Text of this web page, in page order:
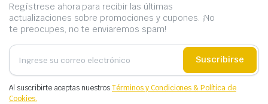
Regístrese ahora para recibir las últimas
actualizaciones sobre promociones y cupones. ¡No
te preocupes, no te enviaremos spam!
Suscribirse
Al suscribirte aceptas nuestrosTérminos y Condiciones & Política de
Cookies.